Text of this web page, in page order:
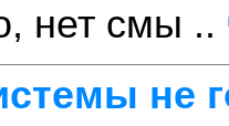
нет смы ..
не